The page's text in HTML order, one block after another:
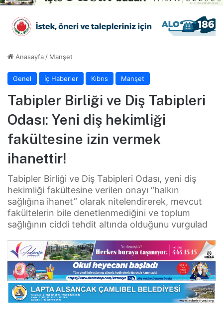
Anasayfa / Manşet
Genel İç Haberler Kıbrıs Manşet
Tabipler Birliği ve Diş Tabipleri
Odası: Yeni diş hekimliği
fakültesine izin vermek
ihanettir!
Tabipler Birliği ve Diş Tabipleri Odası, yeni diş
hekimliği fakültesine verilen onayı “halkın
sağlığına ihanet” olarak nitelendirerek, mevcut
fakültelerin bile denetlenmediğini ve toplum
sağlığının ciddi tehdit altında olduğunu vurgulad